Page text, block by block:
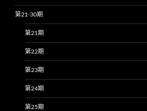
第21-30期
第21期
第22期
第23期
第24期
第25期